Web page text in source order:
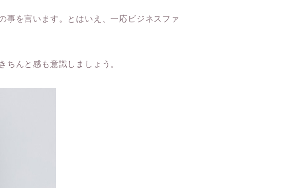
事を言います。とはいえ、一応ビジネスファ
んと感も意識しましょう。